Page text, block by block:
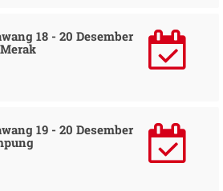
18 - 20 Desember
19 - 20 Desember